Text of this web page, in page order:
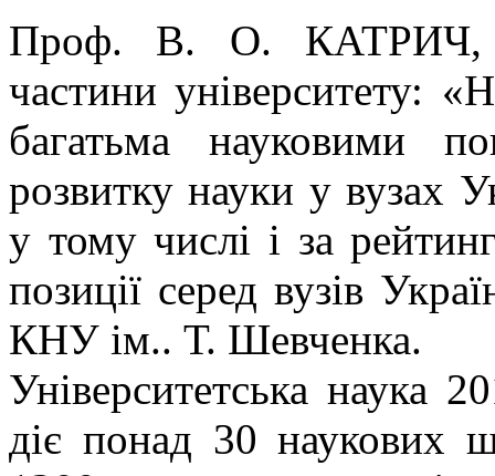
Проф. В. О. КАТРИЧ,
частини університету:
багатьма науковими
розвитку науки у вузах
у тому числі і за
позиції серед вузів
КНУ ім.. Т. Шевченка.
Університетська наука
діє понад 30 наукових